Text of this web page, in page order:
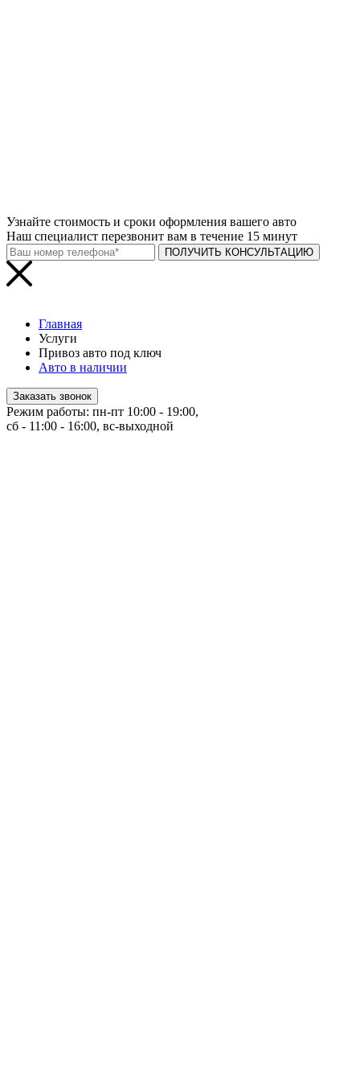
Узнайте стоимость и сроки оформления вашего авто
Наш специалист перезвонит вам в течение 15 минут
ПОЛУЧИТЬ КОНСУЛЬТАЦИЮ
Главная
Услуги
Привоз авто под ключ
Авто в наличии
Заказать звонок
Режим работы: пн-пт 10:00 - 19:00,
сб - 11:00 - 16:00, вс-выходной